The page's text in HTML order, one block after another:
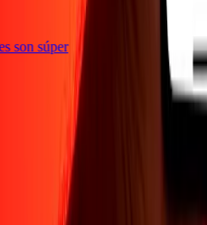
son súper
Blog